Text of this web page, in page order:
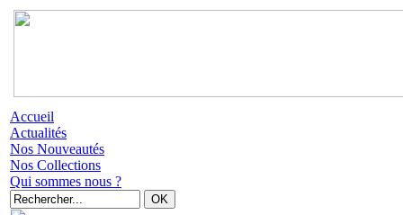
Accueil
Actualités
Nos Nouveautés
Nos Collections
Qui sommes nous ?